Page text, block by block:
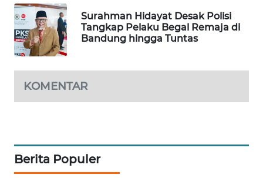
Surahman Hidayat Desak Polisi
Tangkap Pelaku Begal Remaja di
Bandung hingga Tuntas
KOMENTAR
Berita Populer
LAPAK
WAHANA
Network
MASYARAKAT
KELISTRIKAN